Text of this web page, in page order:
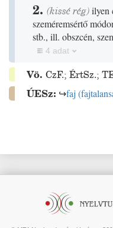
2. (kissérég)ilyen
szeméremsértő
stb., ill. obszcén,
4 adat
Vö. CzF.; ÉrtSz.;
ÚESz: ↪faj (